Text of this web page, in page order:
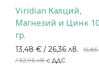
Viridian Калций,
Магнезий и Цинк
гр.
13,48 € / 26,36 лв. 16,85
/ 32,96 лв.с ДДС